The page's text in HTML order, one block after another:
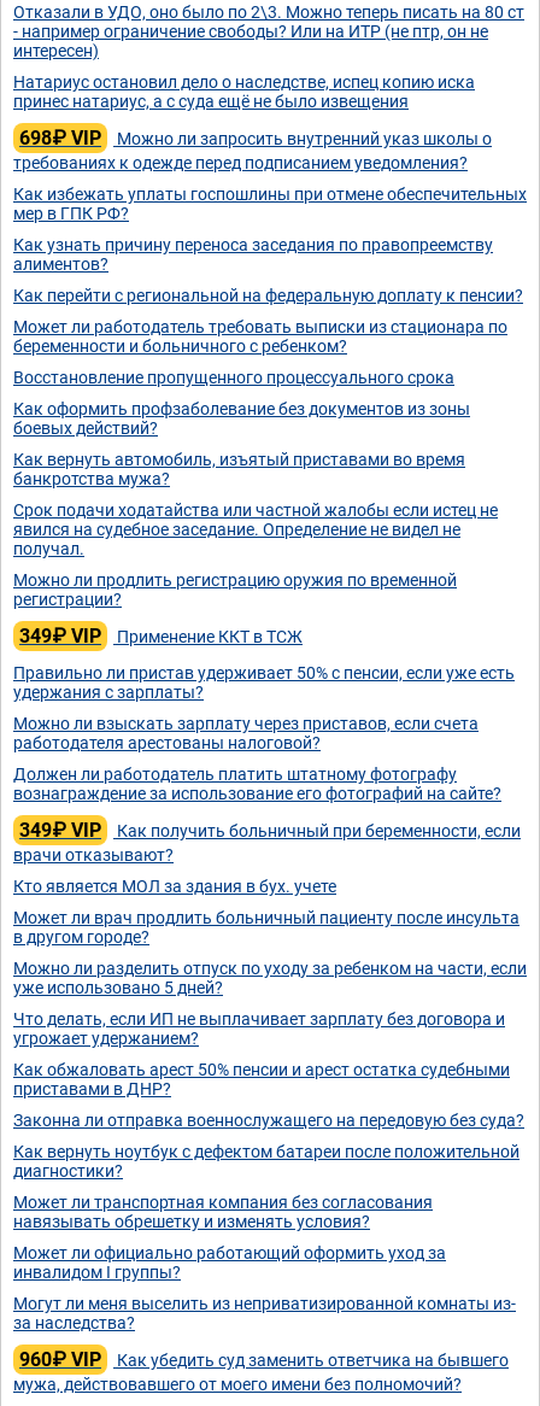
Отказали в УДО, оно было по 2\3. Можно теперь писать на 80 ст
- например ограничение свободы? Или на ИТР (не птр, он не
интересен)
Натариус остановил дело о наследстве, испец копию иска
принес натариус, а с суда ещё не было извещения
698₽ VIP
Можно ли запросить внутренний указ школы о
требованиях к одежде перед подписанием уведомления?
Как избежать уплаты госпошлины при отмене обеспечительных
мер в ГПК РФ?
Как узнать причину переноса заседания по правопреемству
алиментов?
Как перейти с региональной на федеральную доплату к пенсии?
Может ли работодатель требовать выписки из стационара по
беременности и больничного с ребенком?
Восстановление пропущенного процессуального срока
Как оформить профзаболевание без документов из зоны
боевых действий?
Как вернуть автомобиль, изъятый приставами во время
банкротства мужа?
Срок подачи ходатайства или частной жалобы если истец не
явился на судебное заседание. Определение не видел не
получал.
Можно ли продлить регистрацию оружия по временной
регистрации?
349₽ VIP
Применение ККТ в ТСЖ
Правильно ли пристав удерживает 50% с пенсии, если уже есть
удержания с зарплаты?
Можно ли взыскать зарплату через приставов, если счета
работодателя арестованы налоговой?
Должен ли работодатель платить штатному фотографу
вознаграждение за использование его фотографий на сайте?
349₽ VIP
Как получить больничный при беременности, если
врачи отказывают?
Кто является МОЛ за здания в бух. учете
Может ли врач продлить больничный пациенту после инсульта
в другом городе?
Можно ли разделить отпуск по уходу за ребенком на части, если
уже использовано 5 дней?
Что делать, если ИП не выплачивает зарплату без договора и
угрожает удержанием?
Как обжаловать арест 50% пенсии и арест остатка судебными
приставами в ДНР?
Законна ли отправка военнослужащего на передовую без суда?
Как вернуть ноутбук с дефектом батареи после положительной
диагностики?
Может ли транспортная компания без согласования
навязывать обрешетку и изменять условия?
Может ли официально работающий оформить уход за
инвалидом I группы?
Могут ли меня выселить из неприватизированной комнаты из-
за наследства?
960₽ VIP
Как убедить суд заменить ответчика на бывшего
мужа, действовавшего от моего имени без полномочий?